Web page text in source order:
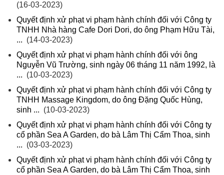
(16-03-2023)
Quyết định xử phạt vi phạm hành chính đối với Công ty
TNHH Nhà hàng Cafe Dori Dori, do ông Phạm Hữu Tài,
... (14-03-2023)
Quyết định xử phạt vi phạm hành chính đối với ông
Nguyễn Vũ Trường, sinh ngày 06 tháng 11 năm 1992, là
... (10-03-2023)
Quyết định xử phạt vi phạm hành chính đối với Công ty
TNHH Massage Kingdom, do ông Đặng Quốc Hùng,
sinh ... (10-03-2023)
Quyết định xử phạt vi phạm hành chính đối với Công ty
cổ phần Sea A Garden, do bà Lâm Thị Cẩm Thoa, sinh
... (03-03-2023)
Quyết định xử phạt vi phạm hành chính đối với Công ty
cổ phần Sea A Garden, do bà Lâm Thị Cẩm Thoa, sinh